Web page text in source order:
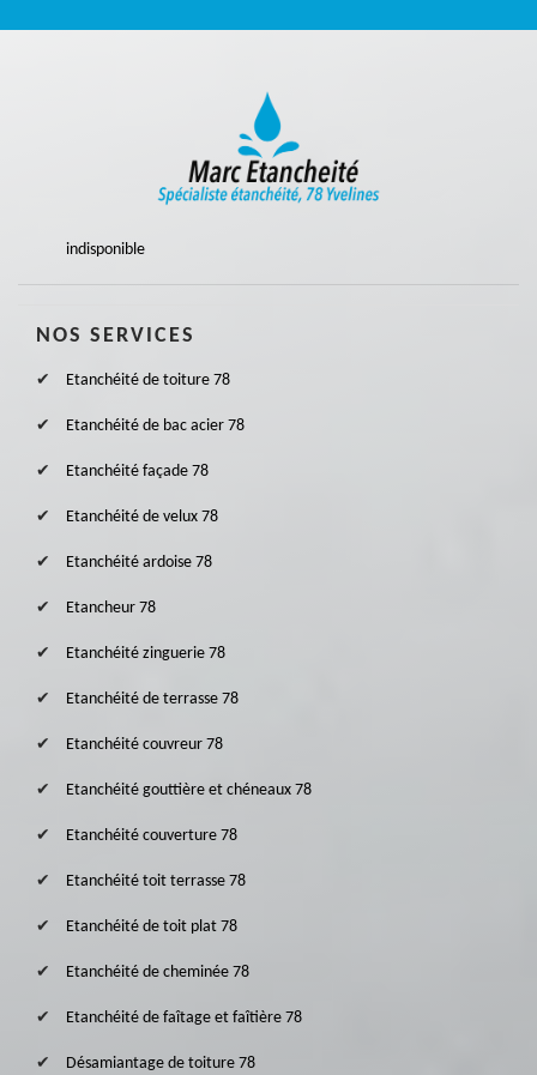
indisponible
NOS SERVICES
Etanchéité de toiture 78
Etanchéité de bac acier 78
Etanchéité façade 78
Etanchéité de velux 78
Etanchéité ardoise 78
Etancheur 78
Etanchéité zinguerie 78
Etanchéité de terrasse 78
Etanchéité couvreur 78
Etanchéité gouttière et chéneaux 78
Etanchéité couverture 78
Etanchéité toit terrasse 78
Etanchéité de toit plat 78
Etanchéité de cheminée 78
Etanchéité de faîtage et faîtière 78
Désamiantage de toiture 78